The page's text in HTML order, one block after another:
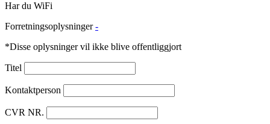
Har du WiFi
Forretningsoplysninger -
*Disse oplysninger vil ikke blive offentliggjort
Titel
Kontaktperson
CVR NR.